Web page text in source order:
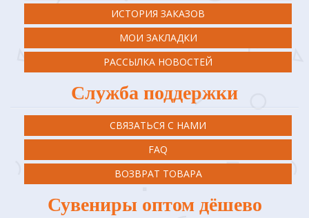
ИСТОРИЯ ЗАКАЗОВ
МОИ ЗАКЛАДКИ
РАССЫЛКА НОВОСТЕЙ
Служба поддержки
СВЯЗАТЬСЯ С НАМИ
FAQ
ВОЗВРАТ ТОВАРА
Сувениры оптом дёшево